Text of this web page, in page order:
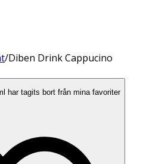
/Diben Drink Cappucino
har tagits bort från mina favoriter